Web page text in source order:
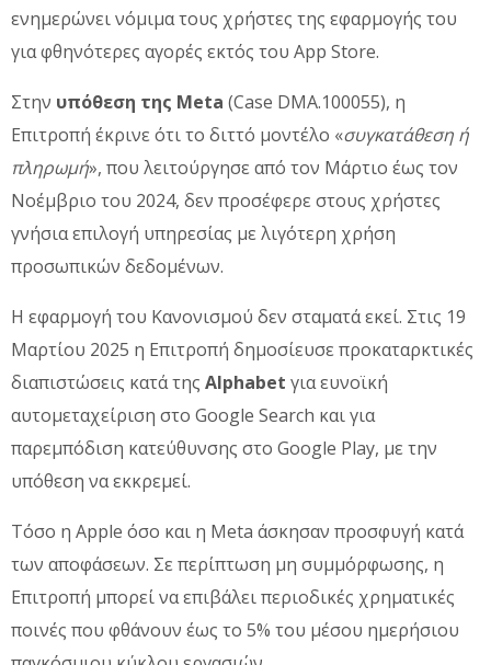
ενημερώνει νόμιμα τους χρήστες της εφαρμογής του
για φθηνότερες αγορές εκτός του App Store.
Στην υπόθεση της Meta (Case DMA.100055), η
Επιτροπή έκρινε ότι το διττό μοντέλο «συγκατάθεση ή
πληρωμή», που λειτούργησε από τον Μάρτιο έως τον
Νοέμβριο του 2024, δεν προσέφερε στους χρήστες
γνήσια επιλογή υπηρεσίας με λιγότερη χρήση
προσωπικών δεδομένων.
Η εφαρμογή του Κανονισμού δεν σταματά εκεί. Στις 19
Μαρτίου 2025 η Επιτροπή δημοσίευσε προκαταρκτικές
διαπιστώσεις κατά της Alphabet για ευνοϊκή
αυτομεταχείριση στο Google Search και για
παρεμπόδιση κατεύθυνσης στο Google Play, με την
υπόθεση να εκκρεμεί.
Τόσο η Apple όσο και η Meta άσκησαν προσφυγή κατά
των αποφάσεων. Σε περίπτωση μη συμμόρφωσης, η
Επιτροπή μπορεί να επιβάλει περιοδικές χρηματικές
ποινές που φθάνουν έως το 5% του μέσου ημερήσιου